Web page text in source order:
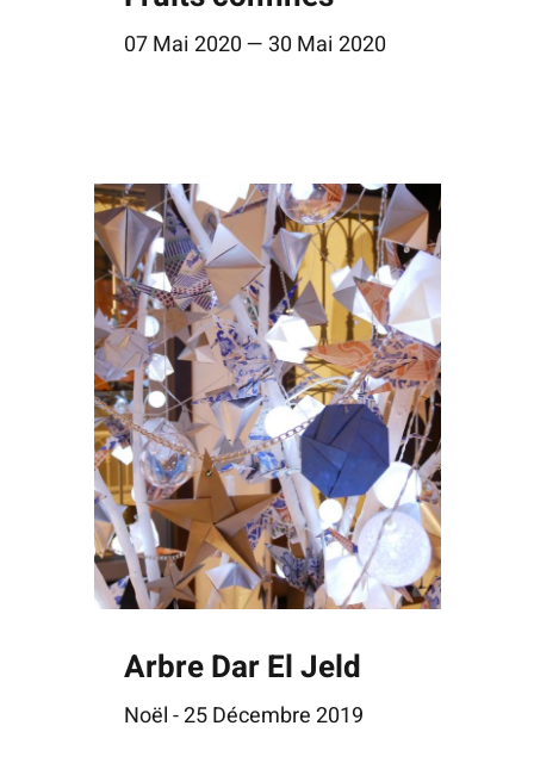
07 Mai 2020 — 30 Mai 2020
Arbre Dar El Jeld
Noël - 25 Décembre 2019